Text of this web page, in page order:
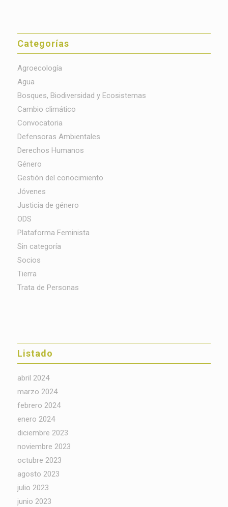
Categorías
Agroecología
Agua
Bosques, Biodiversidad y Ecosistemas
Cambio climático
Convocatoria
Defensoras Ambientales
Derechos Humanos
Género
Gestión del conocimiento
Jóvenes
Justicia de género
ODS
Plataforma Feminista
Sin categoría
Socios
Tierra
Trata de Personas
Listado
abril 2024
marzo 2024
febrero 2024
enero 2024
diciembre 2023
noviembre 2023
octubre 2023
agosto 2023
julio 2023
junio 2023